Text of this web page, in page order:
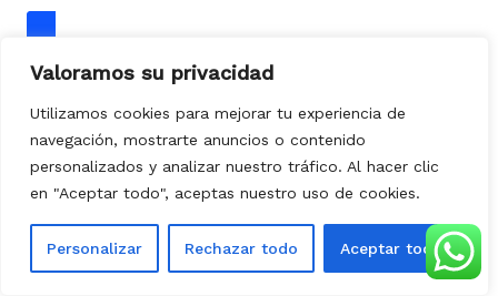
Valoramos su privacidad
Utilizamos cookies para mejorar tu experiencia de
navegación, mostrarte anuncios o contenido
personalizados y analizar nuestro tráfico. Al hacer clic
en "Aceptar todo", aceptas nuestro uso de cookies.
Personalizar Rechazar todo Aceptar todo
CONTÁCTANOS